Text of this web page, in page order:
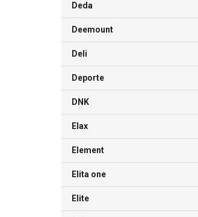
Deda
Deemount
Deli
Deporte
DNK
Elax
Element
Elita one
Elite